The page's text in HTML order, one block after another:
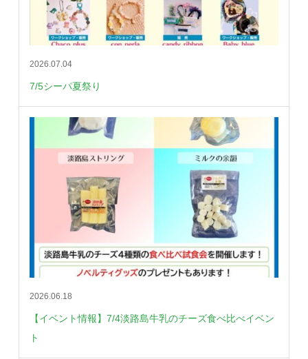
2026.07.04
7/5シーパ夏祭り
2026.06.18
【イベント情報】7/4淡路島牛乳のチーズ食べ比べイベン
ト